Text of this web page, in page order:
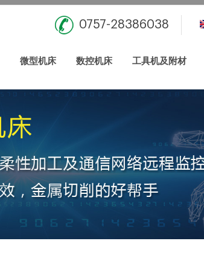
0757-28386038
微型机床 数控机床 工具机及附材